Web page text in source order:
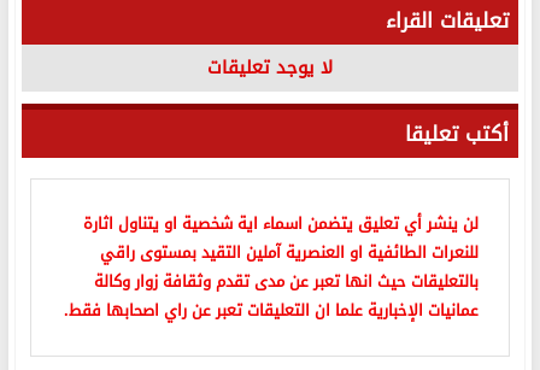
تعليقات القراء
لا يوجد تعليقات
أكتب تعليقا
لن ينشر أي تعليق يتضمن اسماء اية شخصية او يتناول اثارة
للنعرات الطائفية او العنصرية آملين التقيد بمستوى راقي
بالتعليقات حيث انها تعبر عن مدى تقدم وثقافة زوار وكالة
عمانيات الإخبارية علما ان التعليقات تعبر عن راي اصحابها فقط.